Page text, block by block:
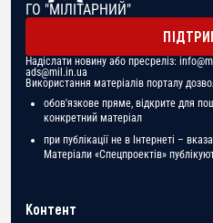
ГО "МІЛІТАРНИЙ"
Надіслати новину або пресреліз:
ads@mil.in.ua
Використання матеріалів порталу
обов'язкове пряме, відкрите для
конкретний матеріал
при публікації не в Інтернеті –
Матеріали «Спецпроектів»
Контент